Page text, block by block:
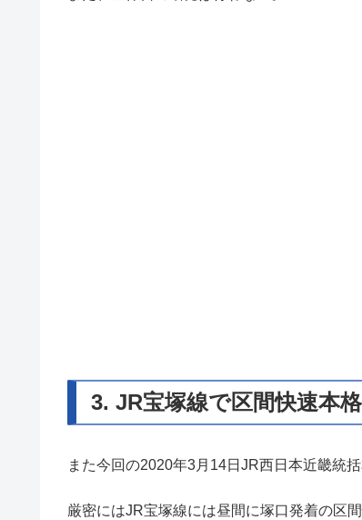
3. JR宝塚線で区間快速本
また今回の2020年3月14日JR西日本近畿統
厳密にはJR宝塚線には昼間に塚口発着の区